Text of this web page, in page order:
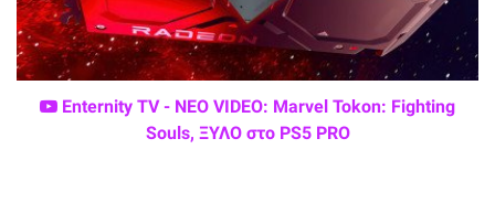
Enternity TV - ΝΕΟ VIDEO: Marvel Tokon: Fighting
Souls, ΞΥΛΟ στο PS5 PRO